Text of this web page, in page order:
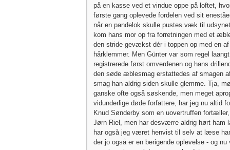
på en kasse ved et vindue oppe på loftet,
første gang oplevede fordelen ved sit
når en pandelok skulle pustes væk til
kom hans mor op fra forretningen med et
den stride gevækst dér i toppen op med en
hårklemmer. Men Günter var som regel
registrerede først omverdenen og hans
den søde æblesmag erstattedes af smagen
smag han aldrig siden skulle glemme. Tja,
ganske ofte også søskende, men meget
vidunderlige døde forfattere, har jeg nu altid
Knud Sønderby som en uovertruffen
Jørn Riel, men har desværre aldrig hørt ham
har også jeg været henvist til selv at læse
der jo også er en berigende oplevelse - og nu